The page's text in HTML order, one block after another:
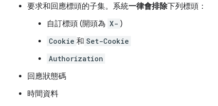
要求和回應標頭的子集。系統一律會排除下列標頭：
自訂標頭 (開頭為 X- )
Cookie 和 Set-Cookie
Authorization
回應狀態碼
時間資料